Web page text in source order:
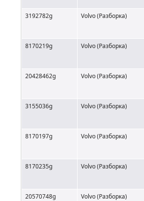
3192782g Volvo (Разборка)
8170219g Volvo (Разборка)
20428462g Volvo (Разборка)
3155036g Volvo (Разборка)
8170197g Volvo (Разборка)
8170235g Volvo (Разборка)
20570748g Volvo (Разборка)